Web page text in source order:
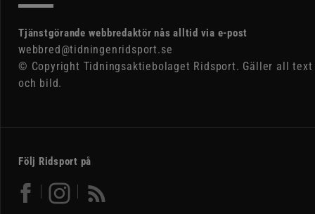
Tjänstgörande webbredaktör nås alltid via e-post
webbred@tidningenridsport.se
© Copyright Tidningsaktiebolaget Ridsport. Gäller all text
och bild.
Följ Ridsport på